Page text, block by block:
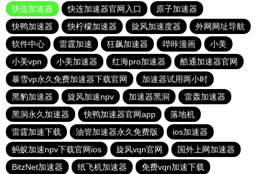
快连加速器
快连加速器官网入口
原子加速器
快鸭加速器
快柠檬加速器 旋风加速度器
外网网址导航
软件中心
雷霆加速 狂飙加速器 哔咔漫画
小美
小美vpn
小美加速器 红海pro加速器
酷通加速器官网
暴雪vp永久免费加速器下载官网
加速器试用两小时
黑豹加速器
旋风加速npv 加速器黑洞
雷轰加速器
黑洞永久加速器
快鸭加速器官网app
落地机
雷霆加速下载
油管加速器永久免费版
ios加速器
蚂蚁加速npv下载官网ios
旋风vqn官网
国外上网加速器
BitzNet加速器
纸飞机加速器 免费vqn加速下载